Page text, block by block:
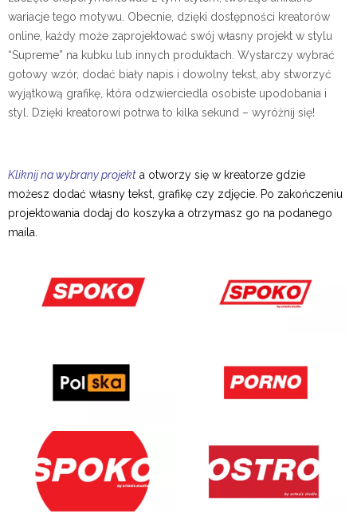
wariacje tego motywu. Obecnie, dzięki dostępności kreatorów
online, każdy może zaprojektować swój własny projekt w stylu
“Supreme” na kubku lub innych produktach. Wystarczy wybrać
gotowy wzór, dodać biały napis i dowolny tekst, aby stworzyć
wyjątkową grafikę, która odzwierciedla osobiste upodobania i
styl. Dzięki kreatorowi potrwa to kilka sekund – wyróżnij się!
Kliknij na wybrany projekt a otworzy się w kreatorze gdzie
możesz dodać własny tekst, grafikę czy zdjęcie. Po zakończeniu
projektowania dodaj do koszyka a otrzymasz go na podanego
maila.